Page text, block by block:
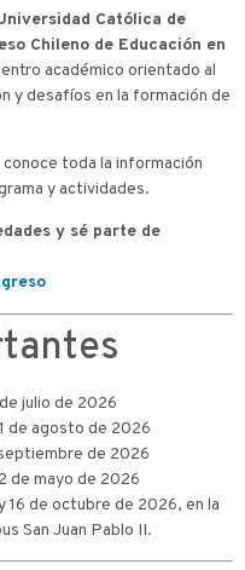
Católica de
Chileno de Educación en
académico orientado al
y desafíos en la formación de
conoce toda la información
y actividades.
y sé parte de
julio de 2026
de agosto de 2026
de 2026
de mayo de 2026
16 de octubre de 2026, en la
San Juan Pablo II.